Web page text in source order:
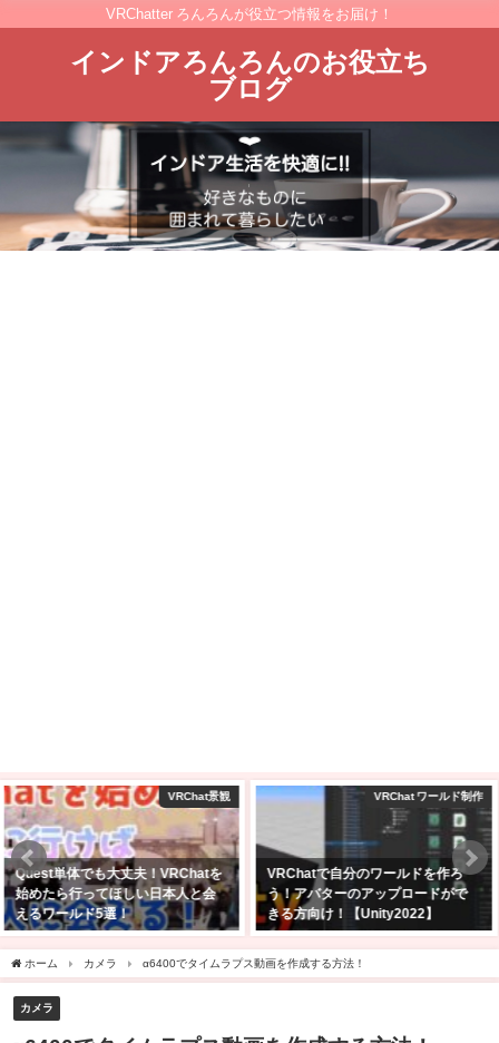
VRChatter ろんろんが役立つ情報をお届け！
インドアろんろんのお役立ち
ブログ
VRChat ワールド制作
VRChatで自分のワールドを作ろ
う！アバターのアップロードがで
きる方向け！【Unity2022】
VRChat景観
【VRChat】Quest単機でも行け
る！景色のきれいなワールド10
選！！
ホーム カメラ α6400でタイムラプス動画を作成する方法！
カメラ